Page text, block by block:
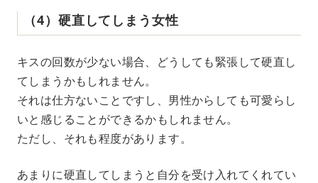
（4）硬直してしまう女性
キスの回数が少ない場合、どうしても緊張して硬直し
てしまうかもしれません。
それは仕方ないことですし、男性からしても可愛らし
いと感じることができるかもしれません。
ただし、それも程度があります。
あまりに硬直してしまうと自分を受け入れてくれてい